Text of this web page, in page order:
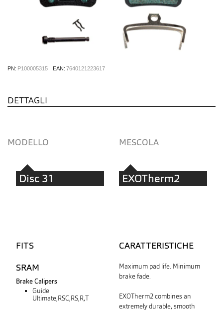
PN: P100005315 EAN: 7640121223617
DETTAGLI
MODELLO MESCOLA
Disc 31 EXOTherm2
FITS
SRAM
Brake Calipers
Guide
Ultimate,RSC,RS,R,T
CARATTERISTICHE
Maximum pad life. Minimum
brake fade.
EXOTherm2 combines an
extremely durable, smooth